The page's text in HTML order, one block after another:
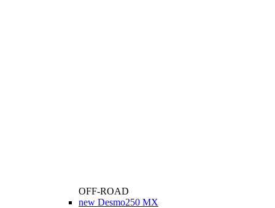
OFF-ROAD
new Desmo250 MX